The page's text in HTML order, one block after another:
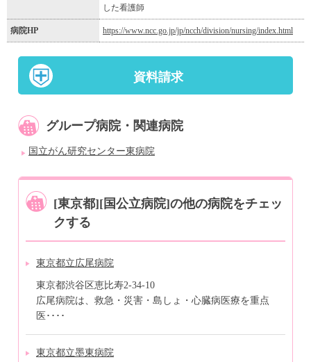
した看護師
病院HP https://www.ncc.go.jp/jp/ncch/division/nursing/index.html
資料請求
グループ病院・関連病院
国立がん研究センター東病院
[東京都][国公立病院]の他の病院をチェッ
クする
東京都立広尾病院
東京都渋谷区恵比寿2-34-10
広尾病院は、救急・災害・島しょ・心臓病医療を重点
医････
東京都立墨東病院